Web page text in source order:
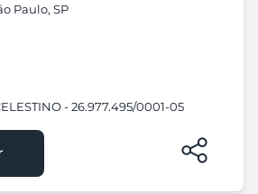
Paulo, SP
- 26.977.495/0001-05